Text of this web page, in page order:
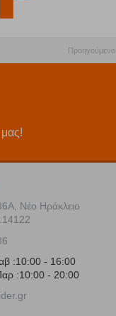
Προηγούμενο
36Α, Νέο Ηράκλειο
:10:00 - 16:00
:10:00 - 20:00